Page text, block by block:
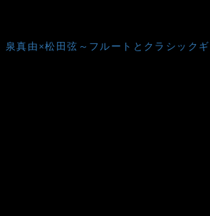
泉真由×松田弦～フルートとクラシック